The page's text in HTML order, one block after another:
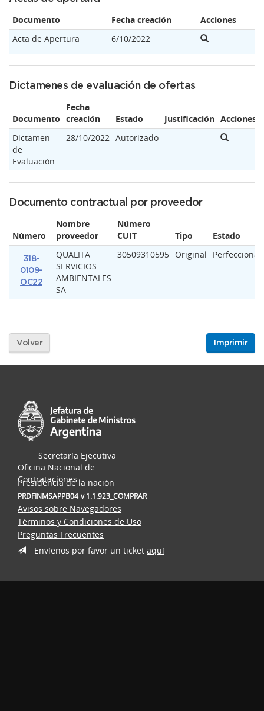
Documento Fecha creación
Acciones
Acta de Apertura
6/10/2022
Dictamenes de evaluación de ofertas
Documento
Fecha
creación
Estado Justificación Acciones
Dictamen
de
Evaluación
28/10/2022 Autorizado
Documento contractual por proveedor
Número
Nombre
proveedor
Número
CUIT
Tipo Estado
318-
0109-
OC22
QUALITA
SERVICIOS
AMBIENTALES
SA
30509310595 Original
Volver Imprimir
Secretaría Ejecutiva
Oficina Nacional de
Contrataciones
Presidencia de la nación
PRDFINMSAPPB04 v 1.1.923_COMPRAR
Avisos sobre Navegadores
Términos y Condiciones de Uso
Preguntas Frecuentes
Envíenos por favor un ticket aquí